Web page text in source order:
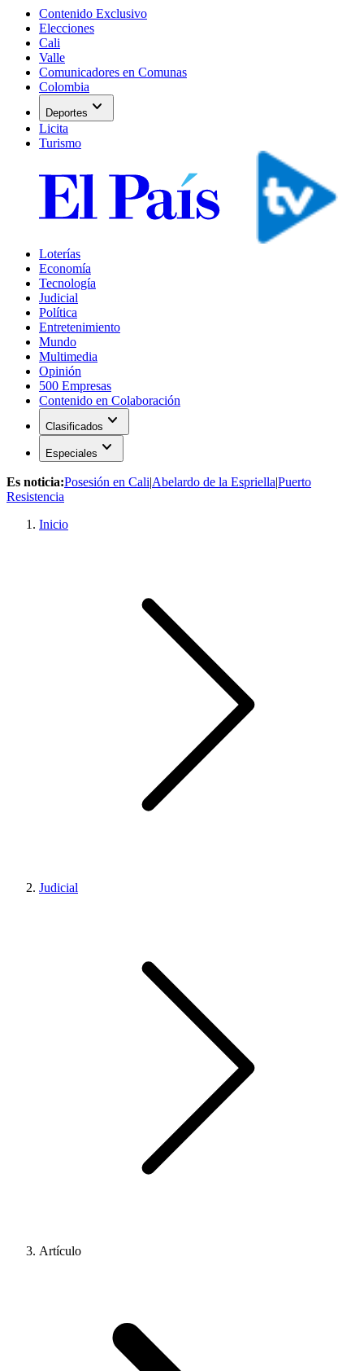
Contenido Exclusivo
Elecciones
Cali
Valle
Comunicadores en Comunas
Colombia
Deportes expand_more
Licita
Turismo
Loterías
Economía
Tecnología
Judicial
Política
Entretenimiento
Mundo
Multimedia
Opinión
500 Empresas
Contenido en Colaboración
Clasificados expand_more
Especiales expand_more
Es noticia:Posesión en Cali|Abelardo de la Espriella|Puerto
Resistencia
Inicio
Judicial
Artículo